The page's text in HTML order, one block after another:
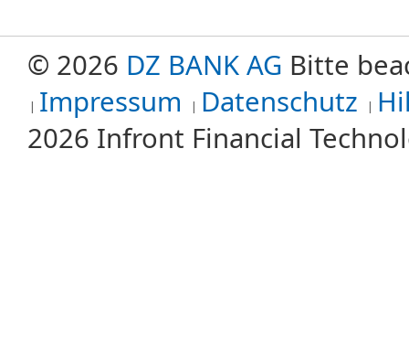
© 2026 DZ BANK AG Bitte
Impressum
Datenschutz
2026 Infront Financial